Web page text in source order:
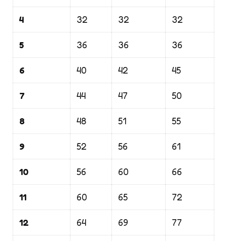
4 32 32 32
5 36 36 36
6 40 42 45
7 44 47 50
8 48 51 55
9 52 56 61
10 56 60 66
11 60 65 72
12 64 69 77